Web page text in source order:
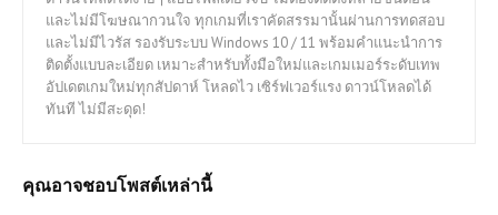
และไม่มีโฆษณากวนใจ ทุกเกมที่เราคัดสรรมานั้นผ่านการทดสอบ
และไม่มีไวรัส รองรับระบบ Windows 10 / 11 พร้อมคำแนะนำการ
ติดตั้งแบบละเอียด เหมาะสำหรับทั้งมือใหม่และเกมเมอร์ระดับเทพ
อัปเดตเกมใหม่ทุกสัปดาห์ โหลดไว เซิร์ฟเวอร์แรง ดาวน์โหลดได้
ทันที ไม่มีสะดุด!
คุณอาจชอบโพสต์เหล่านี้